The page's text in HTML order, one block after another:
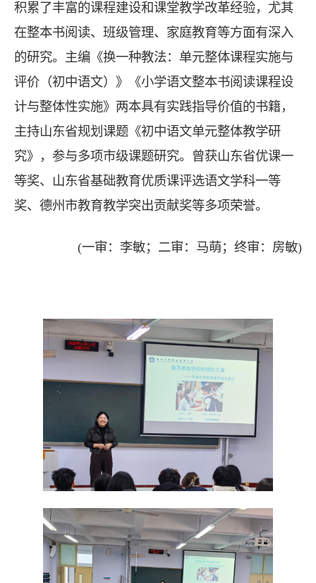
积累了丰富的课程建设和课堂教学改革经验，尤其
在整本书阅读、班级管理、家庭教育等方面有深入
的研究。主编《换一种教法：单元整体课程实施与
评价（初中语文）》《小学语文整本书阅读课程设
计与整体性实施》两本具有实践指导价值的书籍，
主持山东省规划课题《初中语文单元整体教学研
究》，参与多项市级课题研究。曾获山东省优课一
等奖、山东省基础教育优质课评选语文学科一等
奖、德州市教育教学突出贡献奖等多项荣誉。
(一审：李敏；二审：马萌；终审：房敏)